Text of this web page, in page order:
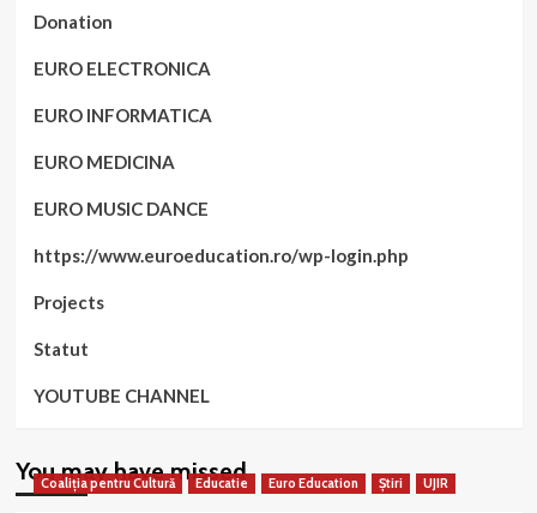
Donation
EURO ELECTRONICA
EURO INFORMATICA
EURO MEDICINA
EURO MUSIC DANCE
https://www.euroeducation.ro/wp-login.php
Projects
Statut
YOUTUBE CHANNEL
You may have missed
Coaliția pentru Cultură Educatie Euro Education Știri UJIR